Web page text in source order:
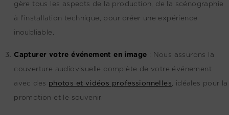
gère tous les aspects de la production, de la scénographie
à l'installation technique, pour créer une expérience
inoubliable.
Capturer votre événement en image : Nous assurons la
couverture audiovisuelle complète de votre événement
avec des photos et vidéos professionnelles, idéales pour la
promotion et le souvenir.